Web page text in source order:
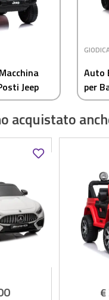
Jeep
Rossa
Auto
per
acquistato
€